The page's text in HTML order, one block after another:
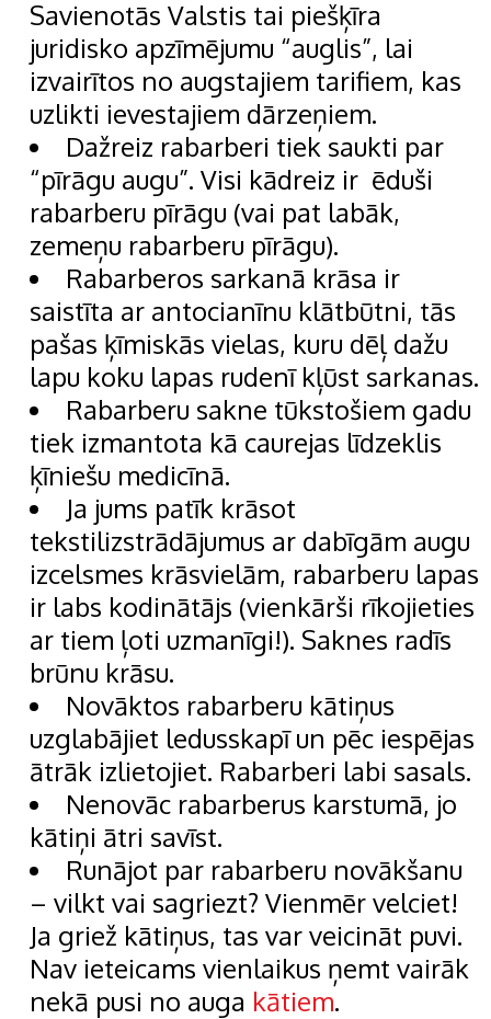
Savienotās Valstis tai piešķīra
juridisko apzīmējumu “auglis”, lai
izvairītos no augstajiem tarifiem, kas
uzlikti ievestajiem dārzeņiem.
Dažreiz rabarberi tiek saukti par
“pīrāgu augu”. Visi kādreiz ir ēduši
rabarberu pīrāgu (vai pat labāk,
zemeņu rabarberu pīrāgu).
Rabarberos sarkanā krāsa ir
saistīta ar antocianīnu klātbūtni, tās
pašas ķīmiskās vielas, kuru dēļ dažu
lapu koku lapas rudenī kļūst sarkanas.
Rabarberu sakne tūkstošiem gadu
tiek izmantota kā caurejas līdzeklis
ķīniešu medicīnā.
Ja jums patīk krāsot
tekstilizstrādājumus ar dabīgām augu
izcelsmes krāsvielām, rabarberu lapas
ir labs kodinātājs (vienkārši rīkojieties
ar tiem ļoti uzmanīgi!). Saknes radīs
brūnu krāsu.
Novāktos rabarberu kātiņus
uzglabājiet ledusskapī un pēc iespējas
ātrāk izlietojiet. Rabarberi labi sasals.
Nenovāc rabarberus karstumā, jo
kātiņi ātri savīst.
Runājot par rabarberu novākšanu
– vilkt vai sagriezt? Vienmēr velciet!
Ja griež kātiņus, tas var veicināt puvi.
Nav ieteicams vienlaikus ņemt vairāk
nekā pusi no auga kātiem.